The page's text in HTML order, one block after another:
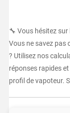
🔧 Vous hésitez
Vous ne savez pas
? Utilisez nos
réponses rapides
profil de vapoteur.